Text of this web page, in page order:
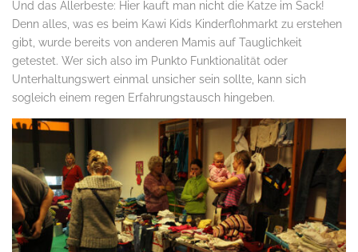
Und das Allerbeste: Hier kauft man nicht die Katze im Sack!
Denn alles, was es beim Kawi Kids Kinderflohmarkt zu erstehen
gibt, wurde bereits von anderen Mamis auf Tauglichkeit
getestet. Wer sich also im Punkto Funktionalität oder
Unterhaltungswert einmal unsicher sein sollte, kann sich
sogleich einem regen Erfahrungstausch hingeben.